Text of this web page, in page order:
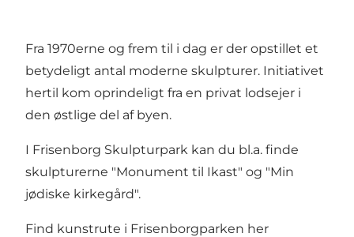
Fra 1970erne og frem til i dag er der opstillet et
betydeligt antal moderne skulpturer. Initiativet
hertil kom oprindeligt fra en privat lodsejer i
den østlige del af byen.
I Frisenborg Skulpturpark kan du bl.a. finde
skulpturerne "Monument til Ikast" og "Min
jødiske kirkegård".
Find kunstrute i Frisenborgparken her